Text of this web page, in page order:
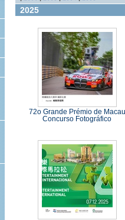
2025
72o Grande Prémio de Macau
Concurso Fotográfico